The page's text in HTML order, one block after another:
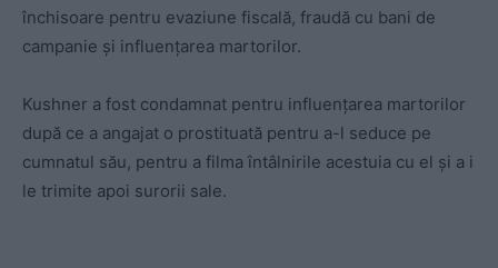
închisoare pentru evaziune fiscală, fraudă cu bani de
campanie și influențarea martorilor.
Kushner a fost condamnat pentru influențarea martorilor
după ce a angajat o prostituată pentru a-l seduce pe
cumnatul său, pentru a filma întâlnirile acestuia cu el și a i
le trimite apoi surorii sale.